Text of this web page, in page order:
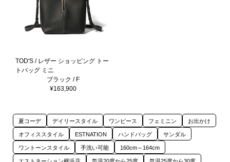
TOD'S / レザー ショッピング トー
トバッグ ミニ
ブラック / F
¥163,900
夏コーデ デイリースタイル ワンピース フェミニン お出かけ
オフィススタイル ESTNATION ハンドバッグ サンダル
ワントーンスタイル 手洗い可能 160cm～164cm